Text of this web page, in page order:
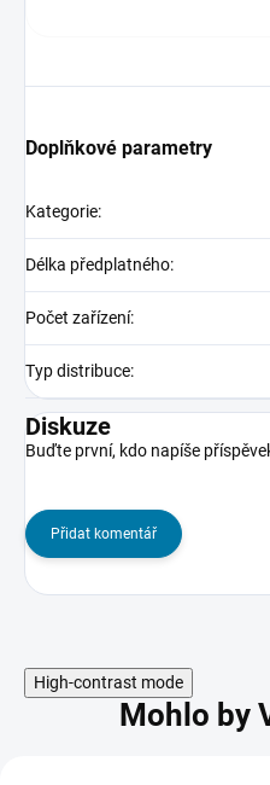
Doplňkové parametry
Kategorie:
Délka předplatného:
Počet zařízení:
Typ distribuce:
Diskuze
Buďte první, kdo napíše
Přidat komentář
High-contrast mode
Mohlo by